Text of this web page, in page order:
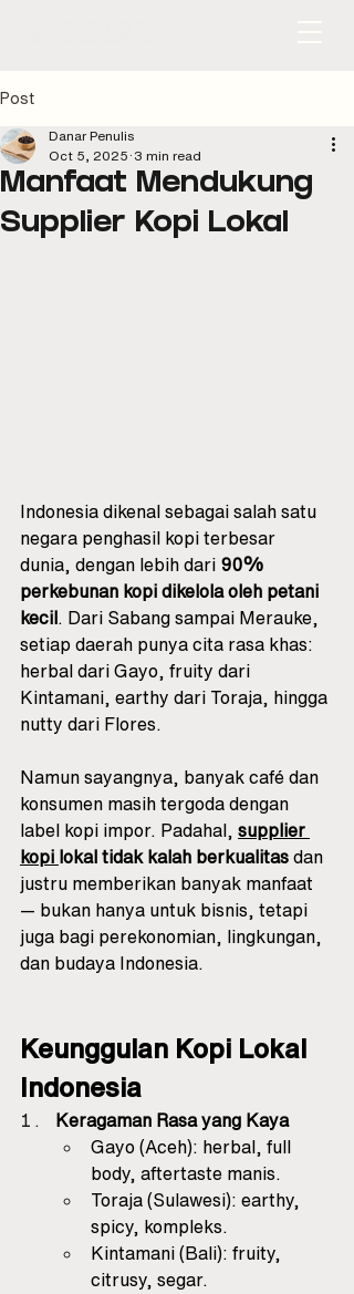
Post
Manfaat Mendukung
Supplier Kopi Lokal
Danar Penulis
Oct 5, 2025 3 min read
Indonesia dikenal sebagai salah satu
negara penghasil kopi terbesar
dunia, dengan lebih dari 90%
perkebunan kopi dikelola oleh petani
kecil . Dari Sabang sampai Merauke,
setiap daerah punya cita rasa khas:
herbal dari Gayo, fruity dari
Kintamani, earthy dari Toraja, hingga
nutty dari Flores.
Namun sayangnya, banyak café dan
konsumen masih tergoda dengan
label kopi impor. Padahal, supplier
kopi lokal tidak kalah berkualitas dan
justru memberikan banyak manfaat
— bukan hanya untuk bisnis, tetapi
juga bagi perekonomian, lingkungan,
dan budaya Indonesia.
Keunggulan Kopi Lokal
Indonesia
Keragaman Rasa yang Kaya
Gayo (Aceh): herbal, full
body, aftertaste manis.
Toraja (Sulawesi): earthy,
spicy, kompleks.
Kintamani (Bali): fruity,
citrusy, segar.